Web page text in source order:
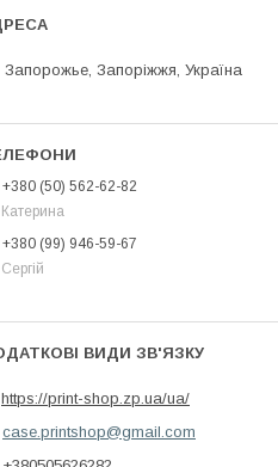
Запорожье, Запоріжжя, Україна
+380 (50) 562-62-82
Катерина
+380 (99) 946-59-67
Сергій
https://print-shop.zp.ua/ua/
case.printshop@gmail.com